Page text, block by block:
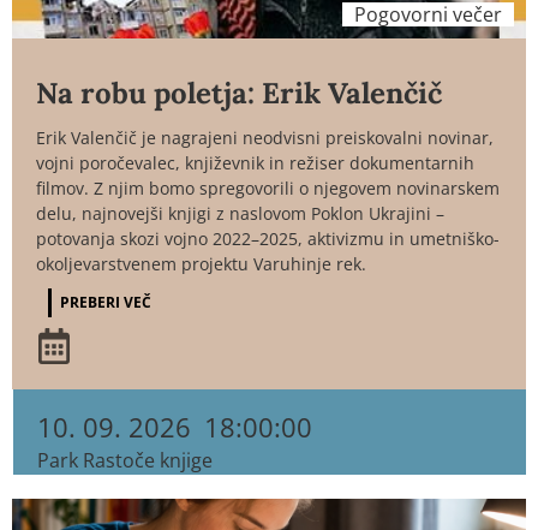
Pogovorni večer
Na robu poletja: Erik Valenčič
Erik Valenčič je nagrajeni neodvisni preiskovalni novinar,
vojni poročevalec, književnik in režiser dokumentarnih
filmov. Z njim bomo spregovorili o njegovem novinarskem
delu, najnovejši knjigi z naslovom Poklon Ukrajini –
potovanja skozi vojno 2022–2025, aktivizmu in umetniško-
okoljevarstvenem projektu Varuhinje rek.
PREBERI VEČ
10. 09. 2026 18:00:00
Park Rastoče knjige